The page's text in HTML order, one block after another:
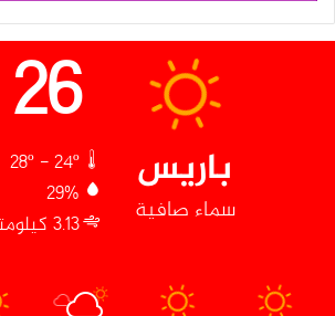
باريس
سماء صافية
26
28º - 24º
29%
3.13 كيلومتر/ساعة